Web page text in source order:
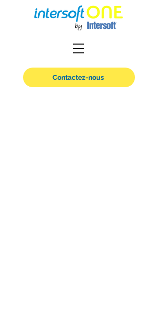
Contactez-nous